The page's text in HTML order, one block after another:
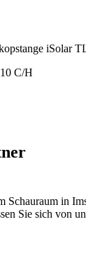
iSolar
C/H
Schauraum in
Sie sich von